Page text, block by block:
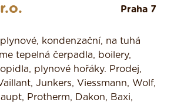
Praha 7
kondenzační, na tuhá
tepelná čerpadla, boilery,
plynové hořáky. Prodej,
Junkers, Viessmann, Wolf,
Protherm, Dakon, Baxi,